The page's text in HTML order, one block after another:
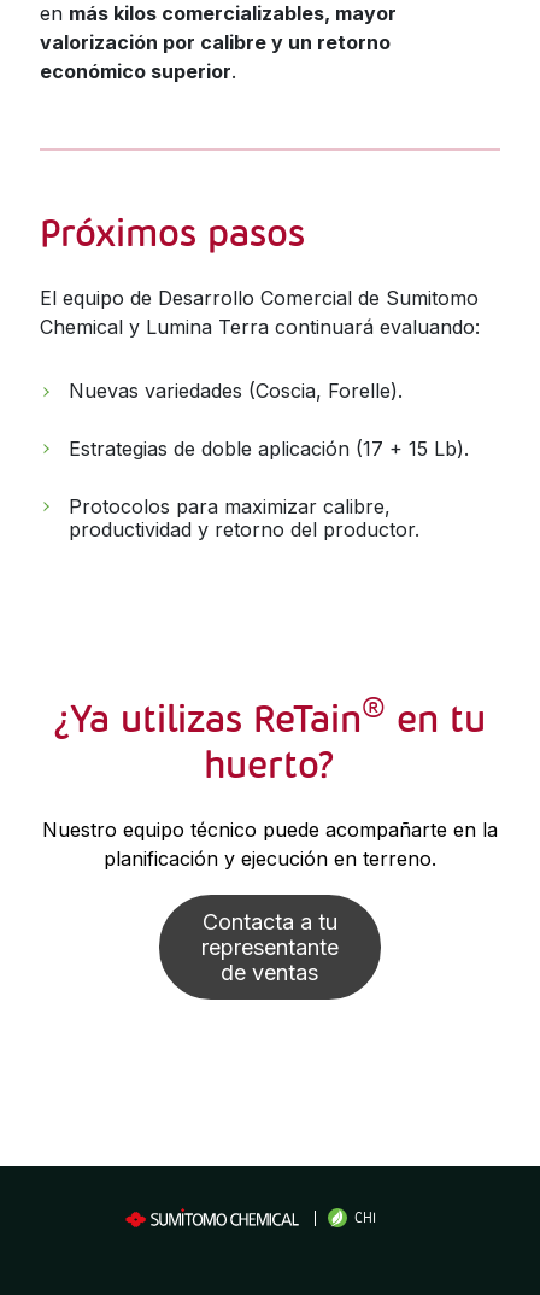
en más kilos comercializables, mayor
valorización por calibre y un retorno
económico superior.
Próximos pasos
El equipo de Desarrollo Comercial de Sumitomo
Chemical y Lumina Terra continuará evaluando:
Nuevas variedades (Coscia, Forelle).
Estrategias de doble aplicación (17 + 15 Lb).
Protocolos para maximizar calibre,
productividad y retorno del productor.
¿Ya utilizas ReTain® en tu
huerto?
Nuestro equipo técnico puede acompañarte en la
planificación y ejecución en terreno.
Contacta a tu
representante
de ventas
CHI